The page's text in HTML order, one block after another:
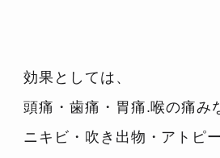
効果としては、
頭痛・歯痛・胃痛.喉の痛み
ニキビ・吹き出物・アトピ